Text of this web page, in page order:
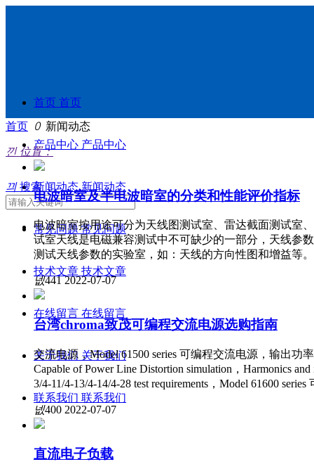
首页 首页
产品中心 产品中心
新闻动态 新闻动态
常见问题 常见问题
技术文章 技术文章
在线留言 在线留言
关于我们 关于我们
联系我们 联系我们
끠 搜索
首页 ꄲ 新闻动态
낀 位置：
电波暗室及半电波暗室的分类和性能评价指标
电波暗室按用途可分为天线图测试室、雷达截面测试室
试室天线是电磁兼容测试中不可缺少的一部分，天线参
测试天线参数的实验室，如：天线的方向性图和增益等。
넶441 2022-07-07
台湾chroma致茂可编程交流电源选购指南
交流电源，Model 61500 series 可编程交流电源，输出功
Capable of Power Line Distortion simulation，Harmonics
3/4-11/4-13/4-14/4-28 test requirements，Model 61600
넶400 2022-07-07
直流电子负载